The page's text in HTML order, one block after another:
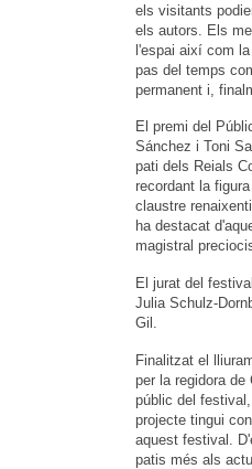
els visitants
els autors. Els
l'espai així com
pas del temps
permanent i,
El premi del
Sánchez i Toni
pati dels Reials
recordant la
claustre
ha destacat
magistral
El jurat del
Julia Schulz-
Gil.
Finalitzat el
per la regidora
públic del
projecte tingui
aquest festival.
patis més als